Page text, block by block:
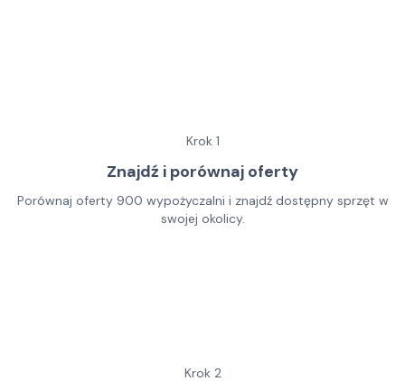
Krok 1
Znajdź i porównaj oferty
Porównaj oferty 900 wypożyczalni i znajdź dostępny sprzęt w
swojej okolicy.
Krok 2